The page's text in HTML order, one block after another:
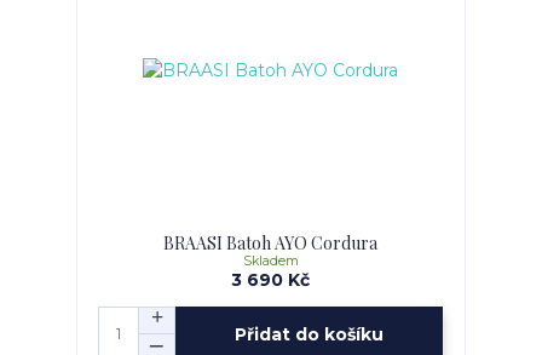
BRAASI Batoh AYO Cordura
3 690 Kč
Skladem
Přidat do košíku